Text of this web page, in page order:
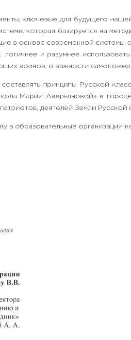
ключевые для будущего
которая базируется на
в основе современной системы
и разумнее
воинов, о важности
принципы Русской
Марии Аверьяновой» в
деятелей Земли Русской
в образовательные